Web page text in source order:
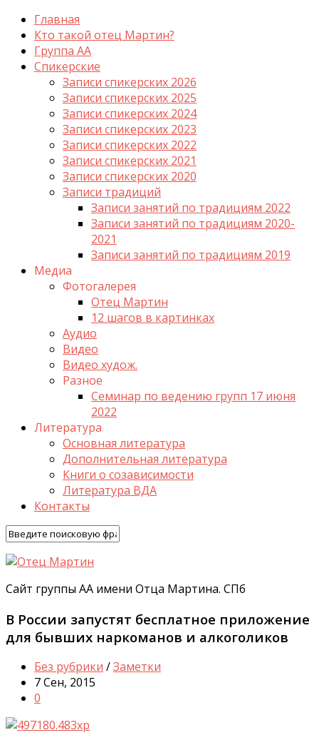
Главная
Кто такой отец Мартин?
Группа АА
Спикерские
Записи спикерских 2026
Записи спикерских 2025
Записи спикерских 2024
Записи спикерских 2023
Записи спикерских 2022
Записи спикерских 2021
Записи спикерских 2020
Записи традиций
Записи занятий по традициям 2022
Записи занятий по традициям 2020-
2021
Записи занятий по традициям 2019
Медиа
Фотогалерея
Отец Мартин
12 шагов в картинках
Аудио
Видео
Видео худож.
Разное
Семинар по ведению групп 17 июня
2022
Литература
Основная литература
Дополнительная литература
Книги о созависимости
Литература ВДА
Контакты
Сайт группы АА имени Отца Мартина. СПб
В России запустят бесплатное приложение
для бывших наркоманов и алкоголиков
Без рубрики /Заметки
7 Сен, 2015
0